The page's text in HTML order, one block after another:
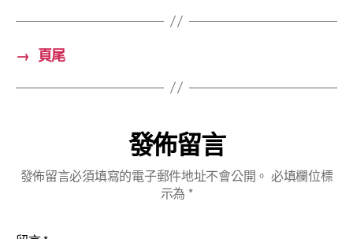
→ 頁尾
發佈留言
發佈留言必須填寫的電子郵件地址不會公開。 必填欄位標
示為 *